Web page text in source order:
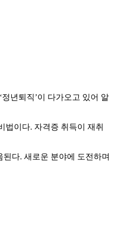
년퇴직’이 다가오고 있어 알
법이다. 자격증 취득이 재취
다. 새로운 분야에 도전하며